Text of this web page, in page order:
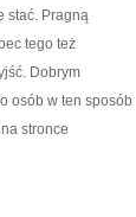
stać. Pragną
tego też
Dobrym
osób w ten sposób
stronce